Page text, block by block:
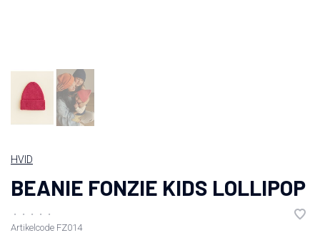
HVID
BEANIE FONZIE KIDS LOLLIPOP
• • • •
•
Artikelcode FZ014